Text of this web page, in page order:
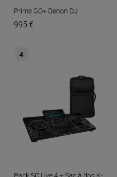
Prime GO+ Denon DJ
995 €
4